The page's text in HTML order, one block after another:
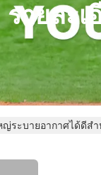
รายละ
ระบายอากาศได้ดีส